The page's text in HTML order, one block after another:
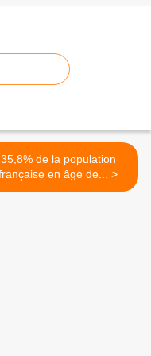
35,8% de la population
française en âge de... >